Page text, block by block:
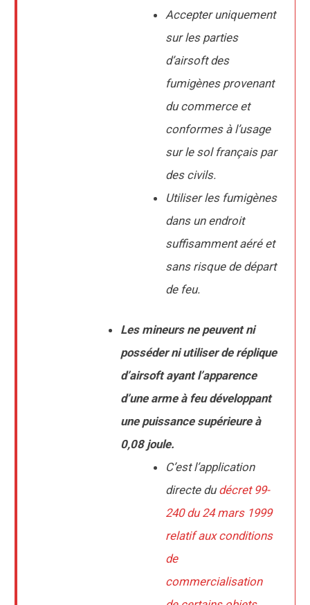
Accepter uniquement
sur les parties
d’airsoft des
fumigènes provenant
du commerce et
conformes à l’usage
sur le sol français par
des civils.
Utiliser les fumigènes
dans un endroit
suffisamment aéré et
sans risque de départ
de feu.
Les mineurs ne peuvent ni
posséder ni utiliser de réplique
d’airsoft ayant l’apparence
d’une arme à feu développant
une puissance supérieure à
0,08 joule.
C’est l’application
directe dudécret 99-
240 du 24 mars 1999
relatif aux conditions
de
commercialisation